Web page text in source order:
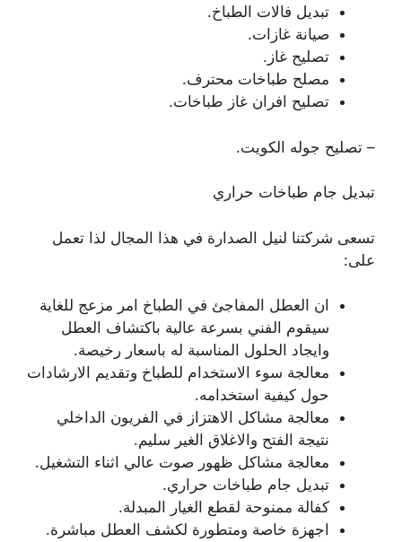
تبديل فالات الطباخ.
صيانة غازات.
تصليح غاز.
مصلح طباخات محترف.
تصليح افران غاز طباخات.
– تصليح جوله الكويت.
تبديل جام طباخات حراري
تسعى شركتنا لنيل الصدارة في هذا المجال لذا تعمل
على:
ان العطل المفاجئ في الطباخ امر مزعج للغاية
سيقوم الفني بسرعة عالية باكتشاف العطل
وايجاد الحلول المناسبة له باسعار رخيصة.
معالجة سوء الاستخدام للطباخ وتقديم الارشادات
حول كيفية استخدامه.
معالجة مشاكل الاهتزاز في الفريون الداخلي
نتيجة الفتح والاغلاق الغير سليم.
معالجة مشاكل ظهور صوت عالي اثناء التشغيل.
تبديل جام طباخات حراري.
كفالة ممنوحة لقطع الغيار المبدلة.
اجهزة خاصة ومتطورة لكشف العطل مباشرة.